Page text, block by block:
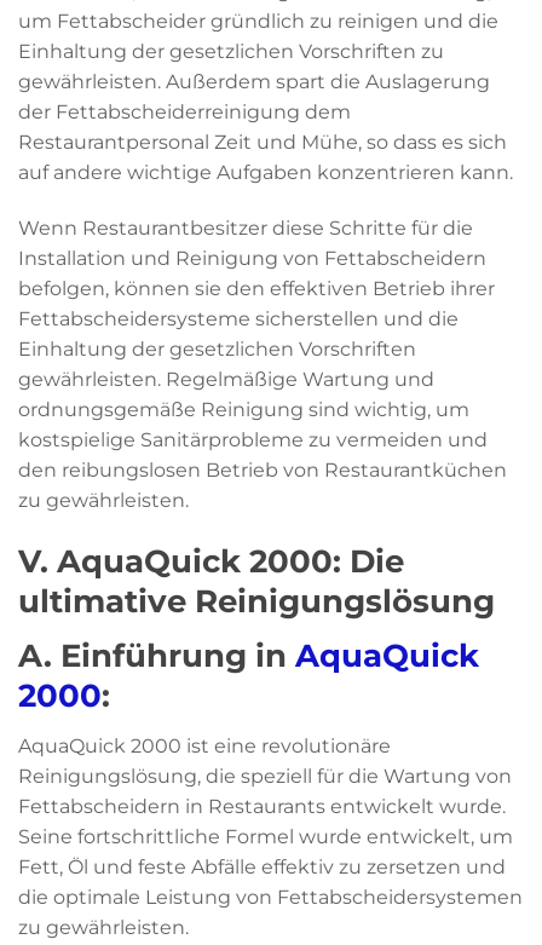
um Fettabscheider gründlich zu reinigen und die
Einhaltung der gesetzlichen Vorschriften zu
gewährleisten. Außerdem spart die Auslagerung
der Fettabscheiderreinigung dem
Restaurantpersonal Zeit und Mühe, so dass es sich
auf andere wichtige Aufgaben konzentrieren kann.
Wenn Restaurantbesitzer diese Schritte für die
Installation und Reinigung von Fettabscheidern
befolgen, können sie den effektiven Betrieb ihrer
Fettabscheidersysteme sicherstellen und die
Einhaltung der gesetzlichen Vorschriften
gewährleisten. Regelmäßige Wartung und
ordnungsgemäße Reinigung sind wichtig, um
kostspielige Sanitärprobleme zu vermeiden und
den reibungslosen Betrieb von Restaurantküchen
zu gewährleisten.
V. AquaQuick 2000: Die
ultimative Reinigungslösung
A. Einführung in AquaQuick
2000:
AquaQuick 2000 ist eine revolutionäre
Reinigungslösung, die speziell für die Wartung von
Fettabscheidern in Restaurants entwickelt wurde.
Seine fortschrittliche Formel wurde entwickelt, um
Fett, Öl und feste Abfälle effektiv zu zersetzen und
die optimale Leistung von Fettabscheidersystemen
zu gewährleisten.